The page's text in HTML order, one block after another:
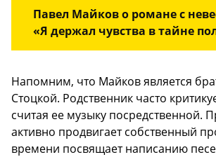
Павел Майков о романе с
«Я держал чувства в тайне
Напомним, что Майков является
Стоцкой. Родственник часто
считая ее музыку посредственной.
активно продвигает собственный
времени посвящает написанию